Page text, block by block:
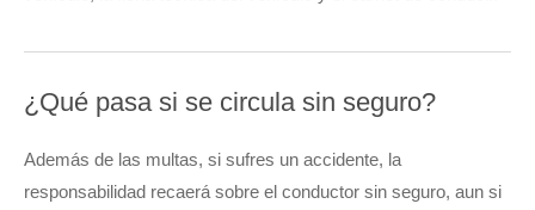
¿Qué pasa si se circula sin seguro?
Además de las multas, si sufres un accidente, la
responsabilidad recaerá sobre el conductor sin seguro, aun si